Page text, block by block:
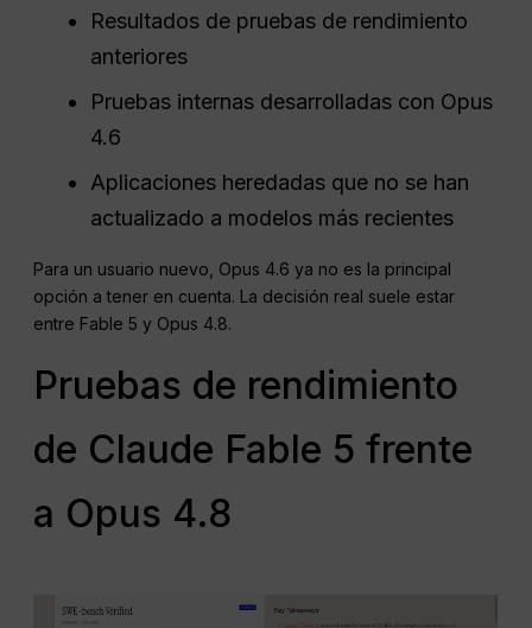
Resultados de pruebas de rendimiento
anteriores
Pruebas internas desarrolladas con Opus
4.6
Aplicaciones heredadas que no se han
actualizado a modelos más recientes
Para un usuario nuevo, Opus 4.6 ya no es la principal
opción a tener en cuenta. La decisión real suele estar
entre Fable 5 y Opus 4.8.
Pruebas de rendimiento
de Claude Fable 5 frente
a Opus 4.8